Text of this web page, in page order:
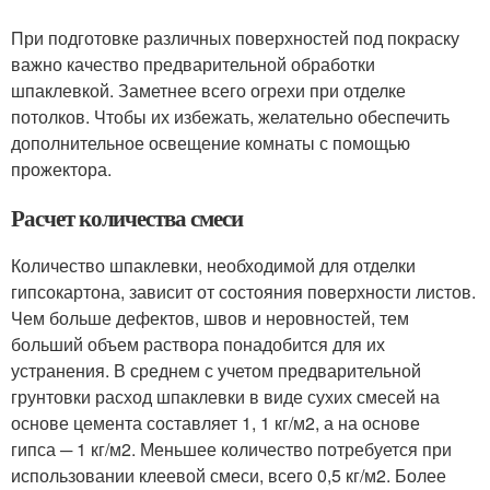
При подготовке различных поверхностей под покраску
важно качество предварительной обработки
шпаклевкой. Заметнее всего огрехи при отделке
потолков. Чтобы их избежать, желательно обеспечить
дополнительное освещение комнаты с помощью
прожектора.
Расчет количества смеси
Количество шпаклевки, необходимой для отделки
гипсокартона, зависит от состояния поверхности листов.
Чем больше дефектов, швов и неровностей, тем
больший объем раствора понадобится для их
устранения. В среднем с учетом предварительной
грунтовки расход шпаклевки в виде сухих смесей на
основе цемента составляет 1, 1 кг/м2, а на основе
гипса ─ 1 кг/м2. Меньшее количество потребуется при
использовании клеевой смеси, всего 0,5 кг/м2. Более